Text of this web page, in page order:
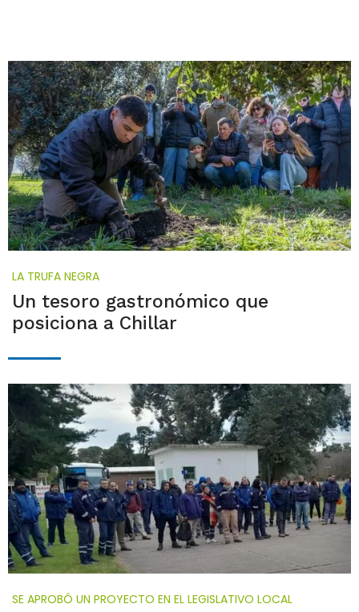
LA TRUFA NEGRA
Un tesoro gastronómico que
posiciona a Chillar
SE APROBÓ UN PROYECTO EN EL LEGISLATIVO LOCAL